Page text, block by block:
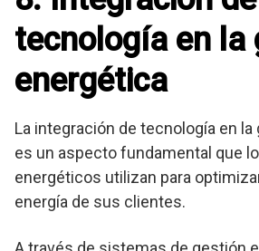
tecnología en la
energética
La integración de tecnología en
es un aspecto fundamental que
energéticos utilizan para
energía de sus clientes.